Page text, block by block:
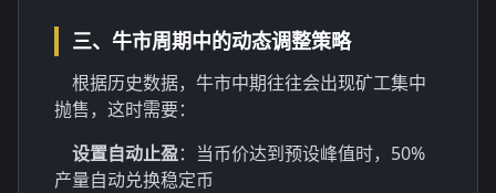
三、牛市周期中的动态调整策略
根据历史数据，牛市中期往往会出现矿工集中
抛售，这时需要：
设置自动止盈：当币价达到预设峰值时，50%
产量自动兑换稳定币